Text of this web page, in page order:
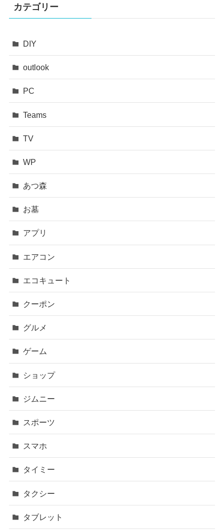
カテゴリー
DIY
outlook
PC
Teams
TV
WP
あつ森
お墓
アプリ
エアコン
エコキュート
クーポン
グルメ
ゲーム
ショップ
ジムニー
スポーツ
スマホ
タイミー
タクシー
タブレット